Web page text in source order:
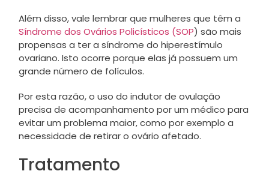
Além disso, vale lembrar que mulheres que têm a
Síndrome dos Ovários Policísticos (SOP) são mais
propensas a ter a síndrome do hiperestímulo
ovariano. Isto ocorre porque elas já possuem um
grande número de folículos.
Por esta razão, o uso do indutor de ovulação
precisa de acompanhamento por um médico para
evitar um problema maior, como por exemplo a
necessidade de retirar o ovário afetado.
Tratamento